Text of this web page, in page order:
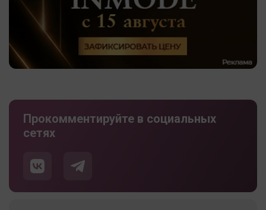
Прокомментируйте в социальных
сетях